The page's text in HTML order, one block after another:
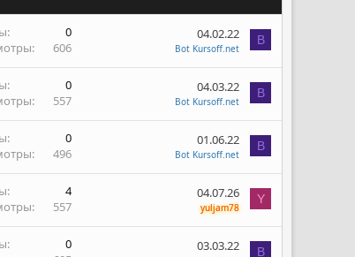
0
606
04.02.22
Bot Kursoff.net
B
0
557
04.03.22
Bot Kursoff.net
B
0
496
01.06.22
Bot Kursoff.net
B
4
557
04.07.26
yuljam78
Y
0
03.03.22 B